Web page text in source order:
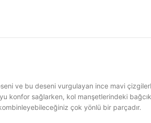
ve bu deseni vurgulayan ince mavi
konfor sağlarken, kol manşetlerindeki
çok yönlü bir parçadır.